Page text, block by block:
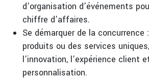
d’organisation d’événements
chiffre d’affaires.
Se démarquer de la concurrence
produits ou des services
l’innovation, l’expérience client
personnalisation.